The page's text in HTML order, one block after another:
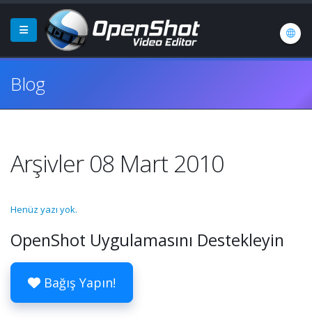
Blog
Arşivler 08 Mart 2010
Henüz yazı yok.
OpenShot Uygulamasını Destekleyin
Bağış Yapın!